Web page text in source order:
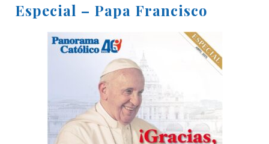
Especial – Papa Francisco